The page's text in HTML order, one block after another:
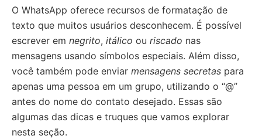
O WhatsApp oferece recursos de formatação de
texto que muitos usuários desconhecem. É possível
escrever em negrito, itálico ou riscado nas
mensagens usando símbolos especiais. Além disso,
você também pode enviar mensagens secretas para
apenas uma pessoa em um grupo, utilizando o “@”
antes do nome do contato desejado. Essas são
algumas das dicas e truques que vamos explorar
nesta seção.